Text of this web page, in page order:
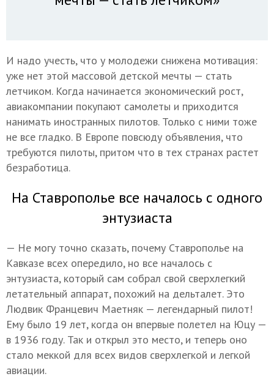
И надо учесть, что у молодежи снижена мотивация:
уже нет этой массовой детской мечты — стать
летчиком. Когда начинается экономический рост,
авиакомпании покупают самолеты и приходится
нанимать иностранных пилотов. Только с ними тоже
не все гладко. В Европе повсюду объявления, что
требуются пилоты, притом что в тех странах растет
безработица.
На Ставрополье все началось с одного
энтузиаста
— Не могу точно сказать, почему Ставрополье на
Кавказе всех опередило, но все началось с
энтузиаста, который сам собрал свой сверхлегкий
летательный аппарат, похожий на дельталет. Это
Людвик Францевич Маетняк — легендарный пилот!
Ему было 19 лет, когда он впервые полетел на Юцу —
в 1936 году. Так и открыл это место, и теперь оно
стало меккой для всех видов сверхлегкой и легкой
авиации.